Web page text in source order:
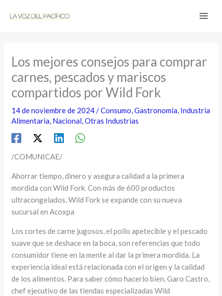
Los mejores consejos para comprar
carnes, pescados y mariscos
compartidos por Wild Fork
14 de noviembre de 2024/Consumo,Gastronomía, Industria
Alimentaria, Nacional,Otras Industrias
/COMUNICAE/
Ahorrar tiempo, dinero y asegura calidad a la primera
mordida con Wild Fork. Con más de 600 productos
ultracongelados, Wild Fork se expande con su nueva
sucursal en Acoxpa
Los cortes de carne jugosos, el pollo apetecible y el pescado
suave que se deshace en la boca, son referencias que todo
consumidor tiene en la mente al dar la primera mordida. La
experiencia ideal está relacionada con el origen y la calidad
de los alimentos. Para saber cómo hacerlo bien, Garo Castro,
chef ejecutivo de las tiendas especializadas Wild